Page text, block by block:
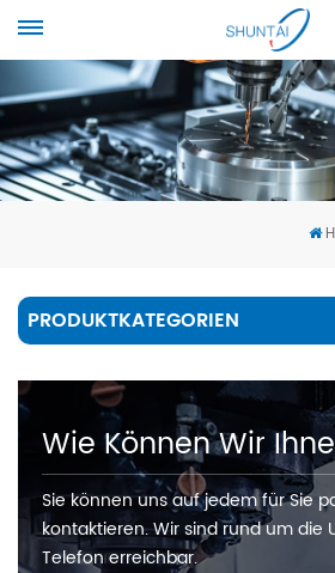
PRODUKTKATEGORIEN
Wie Können Wir
Sie können uns auf jedem für Sie
kontaktieren. Wir sind rund um die
Telefon erreichbar.